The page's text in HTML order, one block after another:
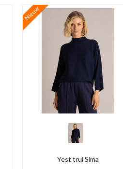
Nieuw
Yest trui Sima